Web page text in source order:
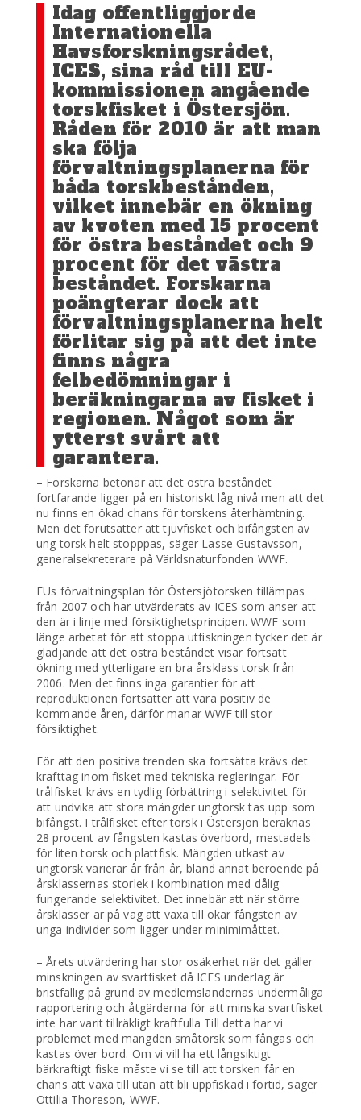
Idag offentliggjorde
Internationella
Havsforskningsrådet,
ICES, sina råd till EU-
kommissionen angående
torskfisket i Östersjön.
Råden för 2010 är att man
ska följa
förvaltningsplanerna för
båda torskbestånden,
vilket innebär en ökning
av kvoten med 15 procent
för östra beståndet och 9
procent för det västra
beståndet. Forskarna
poängterar dock att
förvaltningsplanerna helt
förlitar sig på att det inte
finns några
felbedömningar i
beräkningarna av fisket i
regionen. Något som är
ytterst svårt att
garantera.
– Forskarna betonar att det östra beståndet
fortfarande ligger på en historiskt låg nivå men att det
nu finns en ökad chans för torskens återhämtning.
Men det förutsätter att tjuvfisket och bifångsten av
ung torsk helt stopppas, säger Lasse Gustavsson,
generalsekreterare på Världsnaturfonden WWF.
EUs förvaltningsplan för Östersjötorsken tillämpas
från 2007 och har utvärderats av ICES som anser att
den är i linje med försiktighetsprincipen. WWF som
länge arbetat för att stoppa utfiskningen tycker det är
glädjande att det östra beståndet visar fortsatt
ökning med ytterligare en bra årsklass torsk från
2006. Men det finns inga garantier för att
reproduktionen fortsätter att vara positiv de
kommande åren, därför manar WWF till stor
försiktighet.
För att den positiva trenden ska fortsätta krävs det
krafttag inom fisket med tekniska regleringar. För
trålfisket krävs en tydlig förbättring i selektivitet för
att undvika att stora mängder ungtorsk tas upp som
bifångst. I trålfisket efter torsk i Östersjön beräknas
28 procent av fångsten kastas överbord, mestadels
för liten torsk och plattfisk. Mängden utkast av
ungtorsk varierar år från år, bland annat beroende på
årsklassernas storlek i kombination med dålig
fungerande selektivitet. Det innebär att när större
årsklasser är på väg att växa till ökar fångsten av
unga individer som ligger under minimimåttet.
– Årets utvärdering har stor osäkerhet när det gäller
minskningen av svartfisket då ICES underlag är
bristfällig på grund av medlemsländernas undermåliga
rapportering och åtgärderna för att minska svartfisket
inte har varit tillräkligt kraftfulla Till detta har vi
problemet med mängden småtorsk som fångas och
kastas över bord. Om vi vill ha ett långsiktigt
bärkraftigt fiske måste vi se till att torsken får en
chans att växa till utan att bli uppfiskad i förtid, säger
Ottilia Thoreson, WWF.